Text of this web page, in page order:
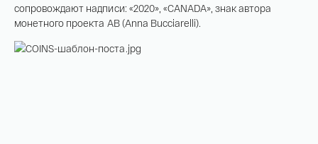
сопровождают надписи: «2020», «CANADA», знак автора
монетного проекта AB (Anna Bucciarelli).